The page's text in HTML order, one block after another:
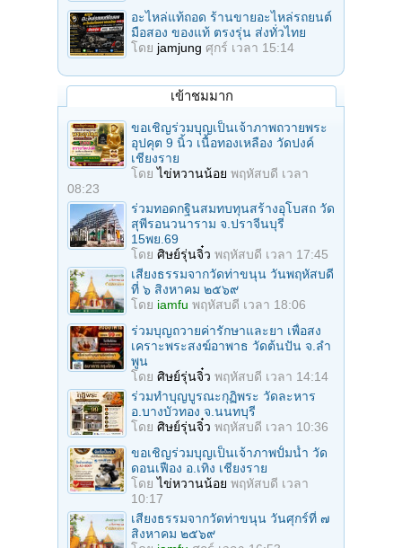
อะไหล่แท้ถอด ร้านขายอะไหล่รถยนต์
มือสอง ของแท้ ตรงรุ่น ส่งทั่วไทย
โดย jamjung ศุกร์ เวลา 15:14
เข้าชมมาก
ขอเชิญร่วมบุญเป็นเจ้าภาพถวายพระ
อุปคุต 9 นิ้ว เนื้อทองเหลือง วัดปงค์
เชียงราย
โดยไข่หวานน้อย พฤหัสบดี เวลา
08:23
ร่วมทอดกฐินสมทบทุนสร้างอุโบสถ วัด
สุพีรอนวนาราม จ.ปราจีนบุรี
15พย.69
โดย ศิษย์รุ่นจิ๋ว พฤหัสบดี เวลา 17:45
เสียงธรรมจากวัดท่าขนุน วันพฤหัสบดี
ที่ ๖ สิงหาคม ๒๕๖๙
โดย iamfu พฤหัสบดี เวลา 18:06
ร่วมบุญถวายค่ารักษาและยา เพื่อสง
เคราะพระสงฆ์อาพาธ วัดต้นปัน จ.ลํา
พูน
โดย ศิษย์รุ่นจิ๋ว พฤหัสบดี เวลา 14:14
ร่วมทําบุญบูรณะกุฏิพระ วัดละหาร
อ.บางบัวทอง จ.นนทบุรี
โดย ศิษย์รุ่นจิ๋ว พฤหัสบดี เวลา 10:36
ขอเชิญร่วมบุญเป็นเจ้าภาพปั้มน้ำ วัด
ดอนเฟือง อ.เทิง เชียงราย
โดยไข่หวานน้อย พฤหัสบดี เวลา
10:17
เสียงธรรมจากวัดท่าขนุน วันศุกร์ที่ ๗
สิงหาคม ๒๕๖๙